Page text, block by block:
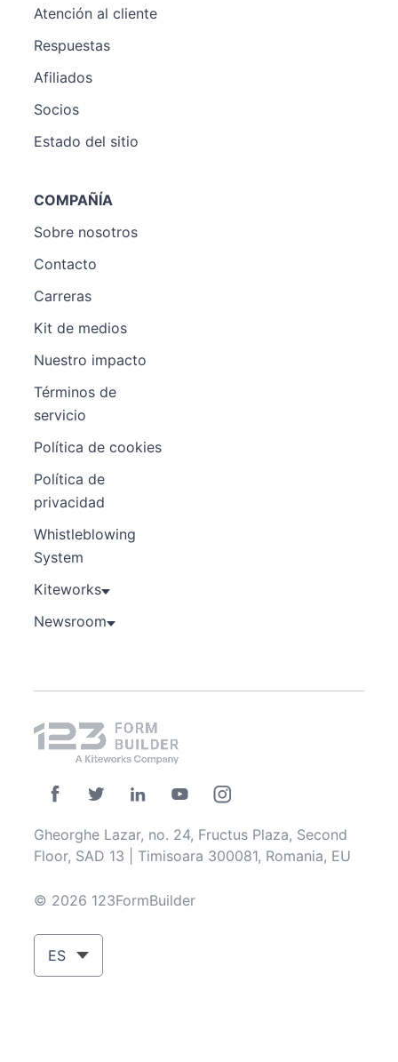
Atención al cliente
Respuestas
Afiliados
Socios
Estado del sitio
COMPAÑÍA
Sobre nosotros
Contacto
Carreras
Kit de medios
Nuestro impacto
Términos de
servicio
Política de cookies
Política de
privacidad
Whistleblowing
System
Kiteworks
Newsroom
Gheorghe Lazar, no. 24, Fructus Plaza, Second
Floor, SAD 13 | Timisoara 300081, Romania, EU
© 2026 123FormBuilder
ES